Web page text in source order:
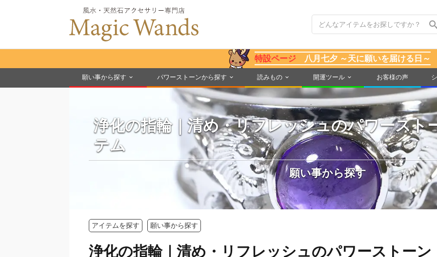
特設ページ 八月七夕 ～天に願いを届ける日～
願い事から探す パワーストーンから探す 読みもの 開運ツール お客様の声
浄化の指輪｜清め・リフレッシュのパワースト
テム
願い事から探す
アイテムを探す 願い事から探す
浄化の指輪｜清め・リフレッシュのパワーストー